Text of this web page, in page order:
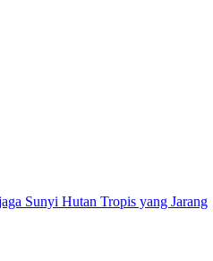
Sunyi Hutan Tropis yang Jarang